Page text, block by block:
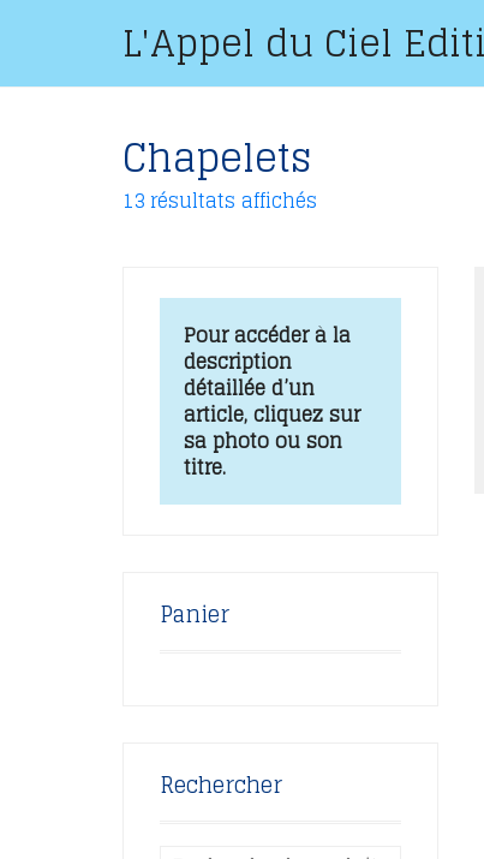
L'Appel du Ciel
Chapelets
13 résultats affichés
Pour accéder à la
description
détaillée d’un
article, cliquez sur
sa photo ou son
titre.
Panier
Rechercher